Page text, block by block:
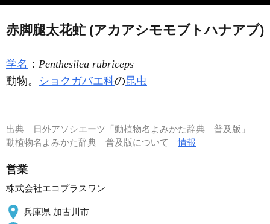
赤脚腿太花虻 (アカアシモモブトハナアブ)
学名 ： Penthesilea rubriceps
動物。 ショクガバエ科の昆虫
出典
日外アソシエーツ「動植物名よみかた辞典 普及版」
動植物名よみかた辞典 普及版について情報
営業
株式会社エコプラスワン
兵庫県 加古川市